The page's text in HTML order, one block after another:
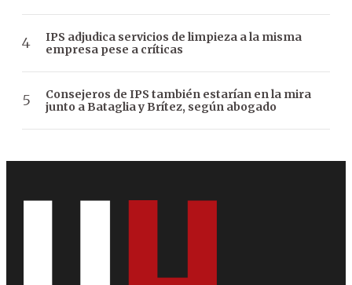
IPS adjudica servicios de limpieza a la misma
empresa pese a críticas
Consejeros de IPS también estarían en la mira
junto a Bataglia y Brítez, según abogado